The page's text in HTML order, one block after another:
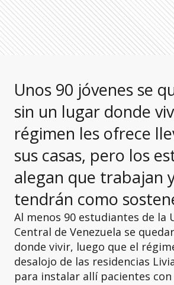
Unos 90 jóvenes se
sin un lugar donde
régimen les ofrece
sus casas, pero los
alegan que trabajan
tendrán como
Al menos 90 estudiantes de la
Central de Venezuela se
donde vivir, luego que el
desalojo de las residencias
para instalar allí pacientes